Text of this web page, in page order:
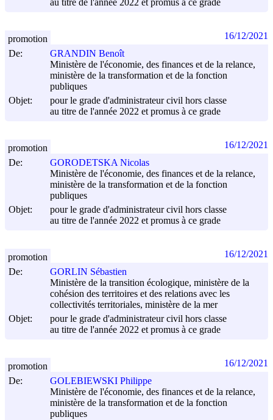
au titre de l'année 2022 et promus à ce grade
De:
GRANDIN Benoît
Ministère de l'économie, des finances et de la relance,
ministère de la transformation et de la fonction
publiques
Objet:
pour le grade d'administrateur civil hors classe
au titre de l'année 2022 et promus à ce grade
promotion 16/12/2021
De:
GORODETSKA Nicolas
Ministère de l'économie, des finances et de la relance,
ministère de la transformation et de la fonction
publiques
Objet:
pour le grade d'administrateur civil hors classe
au titre de l'année 2022 et promus à ce grade
promotion 16/12/2021
De:
GORLIN Sébastien
Ministère de la transition écologique, ministère de la
cohésion des territoires et des relations avec les
collectivités territoriales, ministère de la mer
Objet:
pour le grade d'administrateur civil hors classe
au titre de l'année 2022 et promus à ce grade
promotion 16/12/2021
De:
GOLEBIEWSKI Philippe
Ministère de l'économie, des finances et de la relance,
ministère de la transformation et de la fonction
publiques
promotion 16/12/2021